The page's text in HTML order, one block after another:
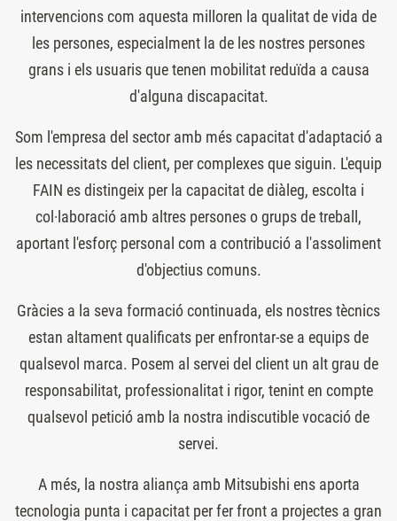
intervencions com aquesta milloren la qualitat de vida de
les persones, especialment la de les nostres persones
grans i els usuaris que tenen mobilitat reduïda a causa
d'alguna discapacitat.
Som l'empresa del sector amb més capacitat d'adaptació a
les necessitats del client, per complexes que siguin. L'equip
FAIN es distingeix per la capacitat de diàleg, escolta i
col·laboració amb altres persones o grups de treball,
aportant l'esforç personal com a contribució a l'assoliment
d'objectius comuns.
Gràcies a la seva formació continuada, els nostres tècnics
estan altament qualificats per enfrontar-se a equips de
qualsevol marca. Posem al servei del client un alt grau de
responsabilitat, professionalitat i rigor, tenint en compte
qualsevol petició amb la nostra indiscutible vocació de
servei.
A més, la nostra aliança amb Mitsubishi ens aporta
tecnologia punta i capacitat per fer front a projectes a gran